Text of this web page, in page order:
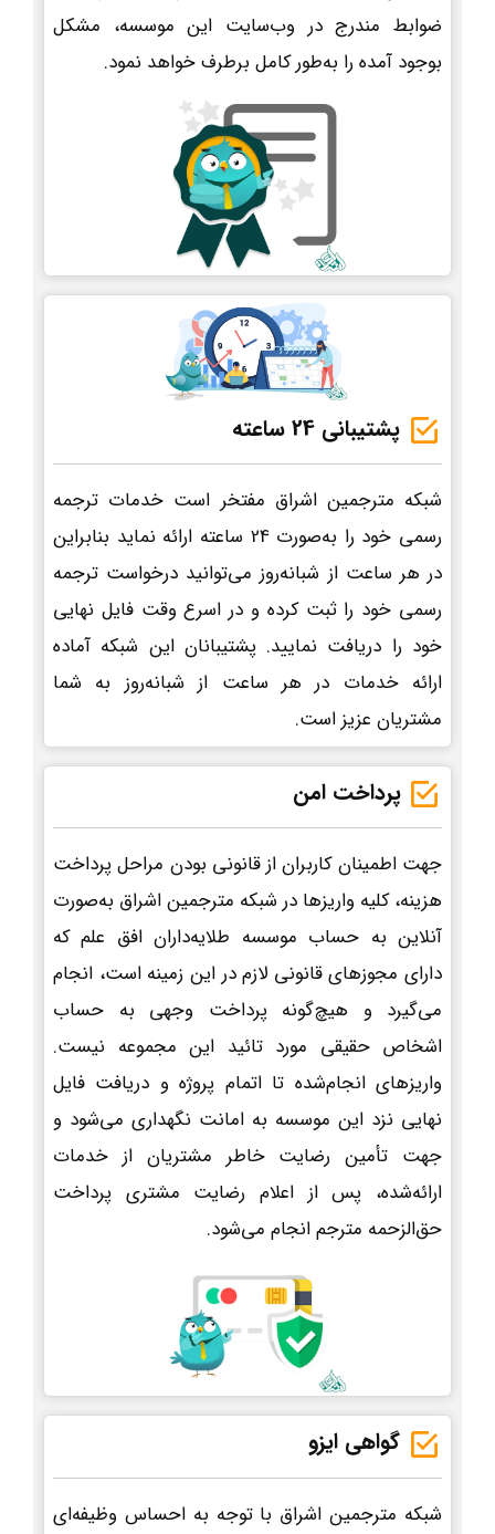
ضوابط مندرج در وب‌سایت این موسسه، مشکل
بوجود آمده را به‌طور کامل برطرف خواهد نمود.
پشتیبانی 24 ساعته
شبکه مترجمین اشراق مفتخر است خدمات ترجمه
رسمی خود را به‌صورت 24 ساعته ارائه نماید بنابراین
در هر ساعت از شبانه‌روز می‌توانید درخواست ترجمه
رسمی خود را ثبت کرده و در اسرع وقت فایل نهایی
خود را دریافت نمایید. پشتیبانان این شبکه آماده
ارائه خدمات در هر ساعت از شبانه‌روز به شما
مشتریان عزیز است.
پرداخت امن
جهت اطمینان کاربران از قانونی بودن مراحل پرداخت
هزینه، کلیه واریزها در شبکه مترجمین اشراق به‌صورت
آنلاین به حساب موسسه طلایه‌داران افق علم که
دارای مجوزهای قانونی لازم در این زمینه است، انجام
می‌گیرد و هیچ‌گونه پرداخت وجهی به حساب
اشخاص حقیقی مورد تائید این مجموعه نیست.
واریزهای انجام‌شده تا اتمام پروژه و دریافت فایل
نهایی نزد این موسسه به امانت نگهداری می‌شود و
جهت تأمین رضایت خاطر مشتریان از خدمات
ارائه‌شده، پس از اعلام رضایت مشتری پرداخت
حق‌الزحمه مترجم انجام می‌شود.
گواهی ایزو
شبکه مترجمین اشراق با توجه به احساس وظیفه‌ای